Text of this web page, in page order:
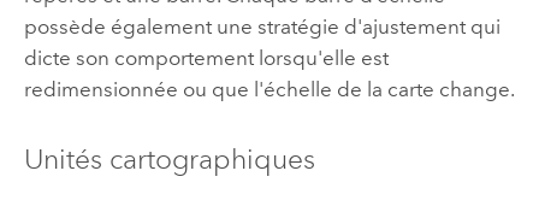
possède également une stratégie d'ajustement qui
dicte son comportement lorsqu'elle est
redimensionnée ou que l'échelle de la carte change.
Unités cartographiques